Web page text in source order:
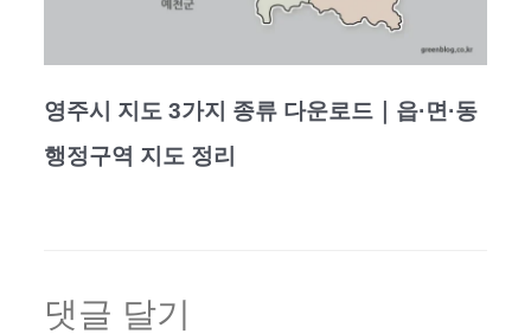
영주시 지도 3가지 종류 다운로드｜읍·면·동
행정구역 지도 정리
댓글 달기